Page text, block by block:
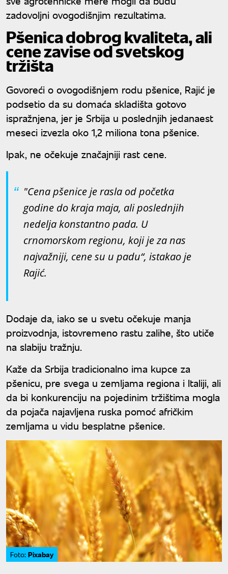
zadovoljni ovogodišnjim rezultatima.
Pšenica dobrog kvaliteta, ali
cene zavise od svetskog
tržišta
Govoreći o ovogodišnjem rodu pšenice, Rajić je
podsetio da su domaća skladišta gotovo
ispražnjena, jer je Srbija u poslednjih jedanaest
meseci izvezla oko 1,2 miliona tona pšenice.
Ipak, ne očekuje značajniji rast cene.
"Cena pšenice je rasla od početka
godine do kraja maja, ali poslednjih
nedelja konstantno pada. U
crnomorskom regionu, koji je za nas
najvažniji, cene su u padu“, istakao je
Rajić.
Dodaje da, iako se u svetu očekuje manja
proizvodnja, istovremeno rastu zalihe, što utiče
na slabiju tražnju.
Kaže da Srbija tradicionalno ima kupce za
pšenicu, pre svega u zemljama regiona i Italiji, ali
da bi konkurenciju na pojedinim tržištima mogla
da pojača najavljena ruska pomoć afričkim
zemljama u vidu besplatne pšenice.
Foto: Pixabay